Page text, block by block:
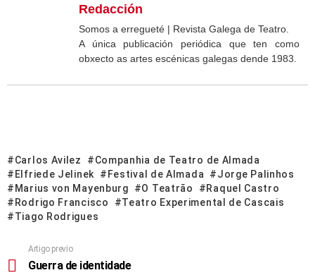
Redacción
Somos a erregueté | Revista Galega de Teatro.
A única publicación periódica que ten como
obxecto as artes escénicas galegas dende 1983.
Carlos Avilez
Companhia de Teatro de Almada
Elfriede Jelinek
Festival de Almada
Jorge Palinhos
Marius von Mayenburg
O Teatrão
Raquel Castro
Rodrigo Francisco
Teatro Experimental de Cascais
Tiago Rodrigues
Artigo previo
Guerra de identidade